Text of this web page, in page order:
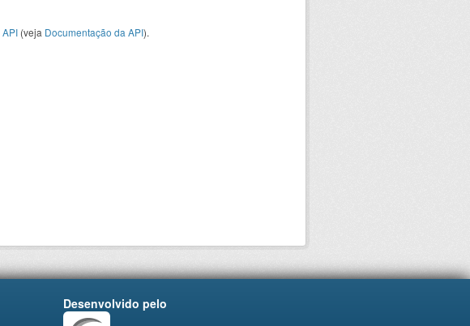
API (veja Documentação da API).
Desenvolvido pelo